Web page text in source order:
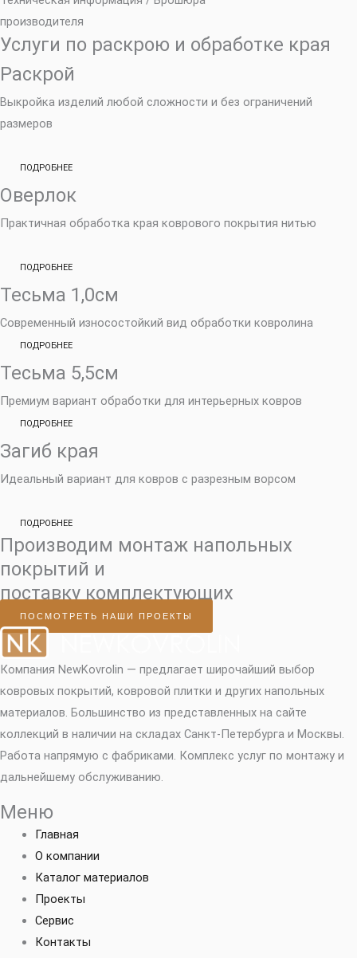
производителя
Услуги по раскрою и обработке края
Раскрой
Выкройка изделий любой сложности и без ограничений
размеров
ПОДРОБНЕЕ
Оверлок
Практичная обработка края коврового покрытия нитью
ПОДРОБНЕЕ
Тесьма 1,0см
Современный износостойкий вид обработки ковролина
ПОДРОБНЕЕ
Тесьма 5,5см
Премиум вариант обработки для интерьерных ковров
ПОДРОБНЕЕ
Загиб края
Идеальный вариант для ковров с разрезным ворсом
ПОДРОБНЕЕ
Производим монтаж напольных
покрытий и
поставку комплектующих
ПОСМОТРЕТЬ НАШИ ПРОЕКТЫ
Компания NewKovrolin — предлагает широчайший выбор
ковровых покрытий, ковровой плитки и других напольных
материалов. Большинство из представленных на сайте
коллекций в наличии на складах Санкт-Петербурга и Москвы.
Работа напрямую с фабриками. Комплекс услуг по монтажу и
дальнейшему обслуживанию.
Меню
Главная
О компании
Каталог материалов
Проекты
Сервис
Контакты